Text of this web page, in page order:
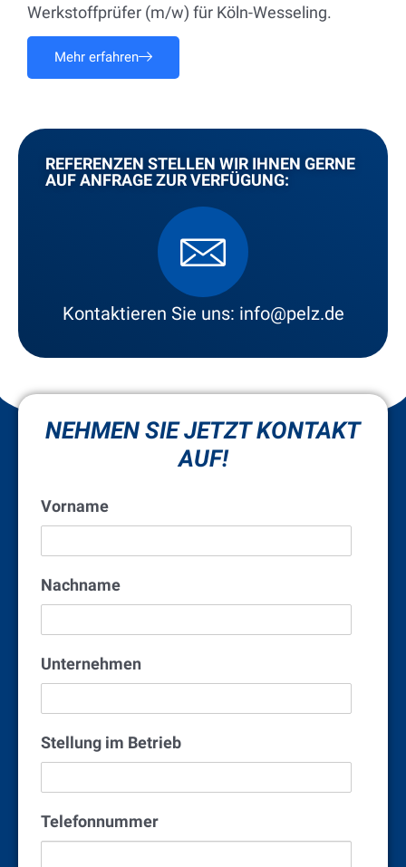
Werkstoffprüfer (m/w) für Köln-Wesseling.
Mehr erfahren
REFERENZEN STELLEN WIR IHNEN GERNE
AUF ANFRAGE ZUR VERFÜGUNG:
Kontaktieren Sie uns: info@pelz.de
NEHMEN SIE JETZT KONTAKT
AUF!
Vorname
Nachname
Unternehmen
Stellung im Betrieb
Telefonnummer